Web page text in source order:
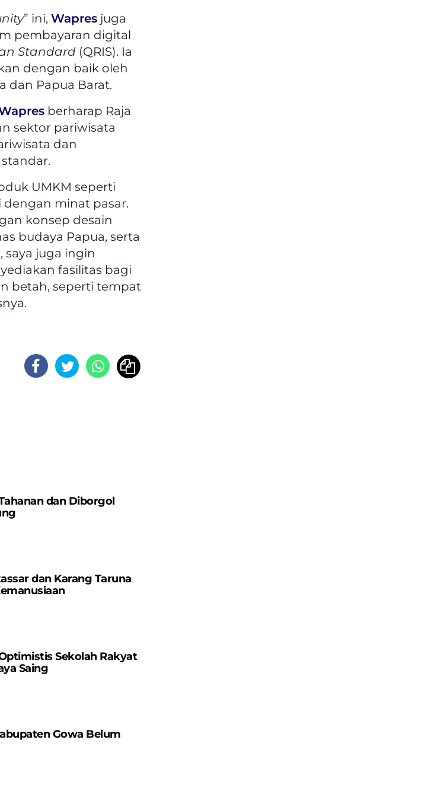
” ini, Wapres juga
pembayaran digital
Standard (QRIS). Ia
dengan baik oleh
dan Papua Barat.
berharap Raja
sektor pariwisata
dan
UMKM seperti
dengan minat pasar.
konsep desain
budaya Papua, serta
saya juga ingin
fasilitas bagi
betah, seperti tempat
dan Diborgol
dan Karang Taruna
Sekolah Rakyat
Saing
Gowa Belum